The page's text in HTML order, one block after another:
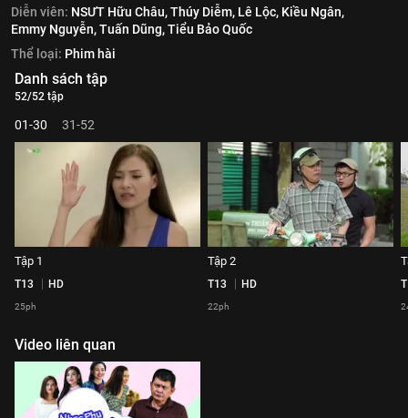
Diễn viên: NSƯT Hữu Châu,Thúy Diễm, Lê Lộc, Kiều Ngân,
Emmy Nguyễn,Tuấn Dũng,Tiểu Bảo Quốc
Thể loại: Phim hài
Danh sách tập
52/52 tập
01-30 31-52
Tập 1
T13 HD
25ph
Tập 2
T13 HD
22ph
Video liên quan